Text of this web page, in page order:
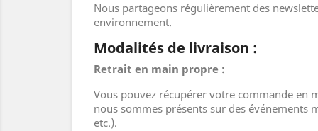
Nous partageons régulièrement des
environnement.
Modalités de livraison :
Retrait en main propre :
Vous pouvez récupérer votre commande en
nous sommes présents sur des
etc.).